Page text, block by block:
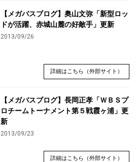
【メガバスブログ】奥山文弥「新型ロッ
ドが活躍、赤城山麓の好敵手」更新
2013/09/26
詳細はこちら（外部サイト）
【メガバスブログ】長岡正孝「ＷＢＳプ
ロチームトーナメント第５戦霞ヶ浦」更
新
2013/09/23
詳細はこちら（外部サイト）